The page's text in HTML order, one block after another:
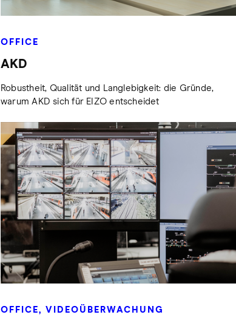
OFFICE
AKD
Robustheit, Qualität und Langlebigkeit: die Gründe,
warum AKD sich für EIZO entscheidet
OFFICE, VIDEOÜBERWACHUNG